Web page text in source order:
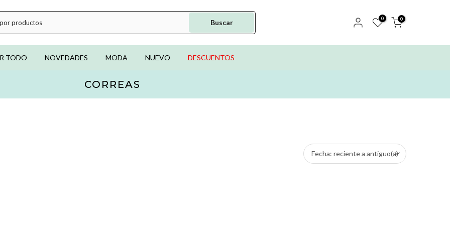
Buscar 0 0
TODO NOVEDADES MODA NUEVO DESCUENTOS
CORREAS
Fecha: reciente a antiguo(a)